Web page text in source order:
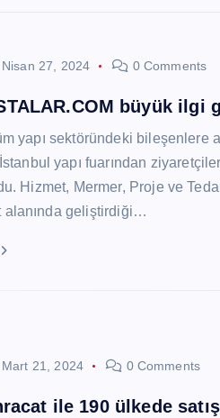
Nisan 27, 2024 0 Comments
büyük ilgi
yapı sektöründeki bileşenlere
yapı fuarından
Hizmet, Mermer, Proje ve
alanında geliştirdiği…
Mart 21, 2024 0 Comments
ile 190 ülkede